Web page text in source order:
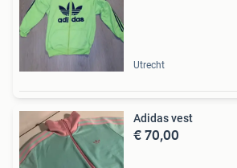
Utrecht
Adidas vest
€ 70,00